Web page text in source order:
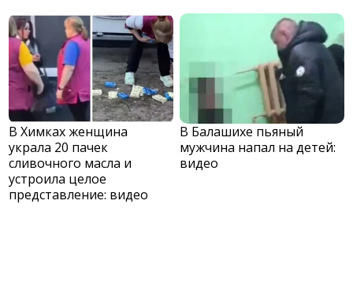
В Химках женщина
украла 20 пачек
сливочного масла и
устроила целое
представление: видео
В Балашихе пьяный
мужчина напал на детей:
видео